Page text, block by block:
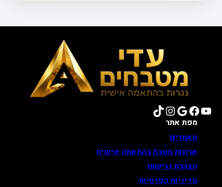
YouTube
Facebook
Google
Instagram
TikTok
מפת אתר
מאמרים
ארונות מטבח בהתאמה אישית
הצהרת נגישות
מדיניות הפרטיות